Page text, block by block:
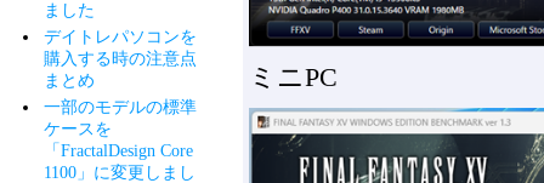
ました
デイトレパソコンを
購入する時の注意点
まとめ
一部のモデルの標準
ケースを
「FractalDesign Core
1100」に変更しまし
ミニPC